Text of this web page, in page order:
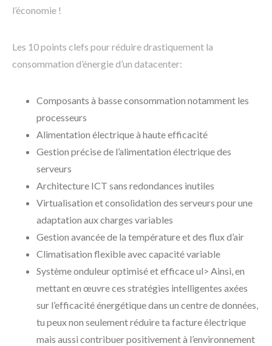
l’économie !
Les 10 points clefs pour réduire drastiquement la
consommation d’énergie d’un datacenter:
Composants à basse consommation notamment les
processeurs
Alimentation électrique à haute efficacité
Gestion précise de l’alimentation électrique des
serveurs
Architecture ICT sans redondances inutiles
Virtualisation et consolidation des serveurs pour une
adaptation aux charges variables
Gestion avancée de la température et des flux d’air
Climatisation flexible avec capacité variable
Système onduleur optimisé et efficace ul> Ainsi, en
mettant en œuvre ces stratégies intelligentes axées
sur l’efficacité énergétique dans un centre de données,
tu peux non seulement réduire ta facture électrique
mais aussi contribuer positivement à l’environnement